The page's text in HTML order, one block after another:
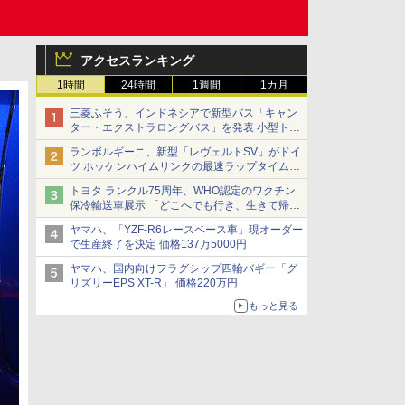
アクセスランキング
1時間 24時間 1週間 1カ月
三菱ふそう、インドネシアで新型バス「キャン
ター・エクストラロングバス」を発表 小型トラ
ックベースの観光・旅客輸送向けバス
ランボルギーニ、新型「レヴェルトSV」がドイ
ツ ホッケンハイムリンクの最速ラップタイムを
記録
トヨタ ランクル75周年、WHO認定のワクチン
保冷輸送車展示 「どこへでも行き、生きて帰っ
てこられる」ランドクルーザーで命をつなぐ
ヤマハ、「YZF-R6レースベース車」現オーダー
で生産終了を決定 価格137万5000円
ヤマハ、国内向けフラグシップ四輪バギー「グ
リズリーEPS XT-R」 価格220万円
もっと見る